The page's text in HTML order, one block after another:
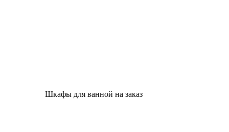
Шкафы для ванной на заказ